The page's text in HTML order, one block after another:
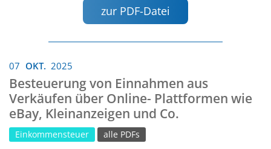
zur PDF-Datei
07 OKT. 2025
Besteuerung von Einnahmen aus
Verkäufen über Online- Plattformen wie
eBay, Kleinanzeigen und Co.
Einkommensteuer alle PDFs